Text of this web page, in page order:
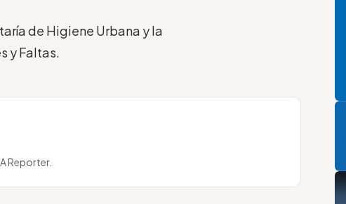
de Higiene Urbana y la
y Faltas.
Reporter.